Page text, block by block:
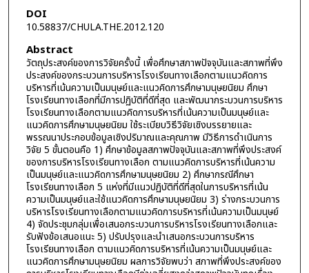
DOI
10.58837/CHULA.THE.2012.120
Abstract
วัตถุประสงค์ของการวิจัยครั้งนี้ เพื่อศึกษาสภาพปัจจุบันและสภาพที่พึง
ประสงค์ของกระบวนการบริหารโรงเรียนทางเลือกตามแนวคิดการ
บริหารที่เน้นความเป็นมนุษย์และแนวคิดการศึกษามนุษยนิยม ศึกษา
โรงเรียนทางเลือกที่มีการปฏิบัติที่ดีที่สุด และพัฒนากระบวนการบริหาร
โรงเรียนทางเลือกตามแนวคิดการบริหารที่เน้นความเป็นมนุษย์และ
แนวคิดการศึกษามนุษยนิยม ใช้ระเบียบวิธีวิจัยเชิงบรรยายและ
พรรณนาประกอบข้อมูลเชิงปริมาณและคุณภาพ มีวิธีการดำเนินการ
วิจัย 5 ขั้นตอนคือ 1) ศึกษาข้อมูลสภาพปัจจุบันและสภาพที่พึงประสงค์
ของการบริหารโรงเรียนทางเลือก ตามแนวคิดการบริหารที่เน้นความ
เป็นมนุษย์และแนวคิดการศึกษามนุษยนิยม 2) ศึกษากรณีศึกษา
โรงเรียนทางเลือก 5 แห่งที่มีแนวปฏิบัติที่ดีที่สุดในการบริหารที่เน้น
ความเป็นมนุษย์และใช้แนวคิดการศึกษามนุษยนิยม 3) ร่างกระบวนการ
บริหารโรงเรียนทางเลือกตามแนวคิดการบริหารที่เน้นความเป็นมนุษย์
4) จัดประชุมกลุ่มเพื่อเสนอกระบวนการบริหารโรงเรียนทางเลือกและ
รับฟังข้อเสนอแนะ 5) ปรับปรุงและนำเสนอกระบวนการบริหาร
โรงเรียนทางเลือก ตามแนวคิดการบริหารที่เน้นความเป็นมนุษย์และ
แนวคิดการศึกษามนุษยนิยม ผลการวิจัยพบว่า สภาพที่พึงประสงค์ของ